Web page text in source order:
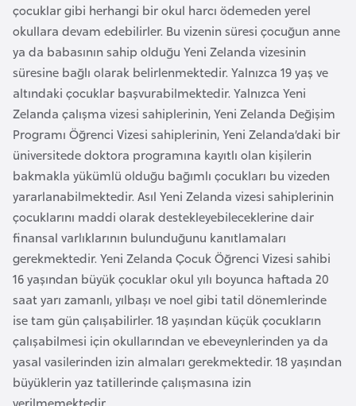
çocuklar gibi herhangi bir okul harcı ödemeden yerel
okullara devam edebilirler. Bu vizenin süresi çocuğun anne
ya da babasının sahip olduğu Yeni Zelanda vizesinin
süresine bağlı olarak belirlenmektedir. Yalnızca 19 yaş ve
altındaki çocuklar başvurabilmektedir. Yalnızca Yeni
Zelanda çalışma vizesi sahiplerinin, Yeni Zelanda Değişim
Programı Öğrenci Vizesi sahiplerinin, Yeni Zelanda’daki bir
üniversitede doktora programına kayıtlı olan kişilerin
bakmakla yükümlü olduğu bağımlı çocukları bu vizeden
yararlanabilmektedir. Asıl Yeni Zelanda vizesi sahiplerinin
çocuklarını maddi olarak destekleyebileceklerine dair
finansal varlıklarının bulunduğunu kanıtlamaları
gerekmektedir. Yeni Zelanda Çocuk Öğrenci Vizesi sahibi
16 yaşından büyük çocuklar okul yılı boyunca haftada 20
saat yarı zamanlı, yılbaşı ve noel gibi tatil dönemlerinde
ise tam gün çalışabilirler. 18 yaşından küçük çocukların
çalışabilmesi için okullarından ve ebeveynlerinden ya da
yasal vasilerinden izin almaları gerekmektedir. 18 yaşından
büyüklerin yaz tatillerinde çalışmasına izin
B
u
l
g
a
r
i
s
t
a
n
B
u
r
k
i
n
a